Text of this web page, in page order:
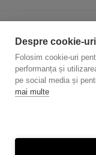
Despre firmă
Politica de
Despre cookie-
Folosim cookie-uri
performanța și
pe social media și
mai multe